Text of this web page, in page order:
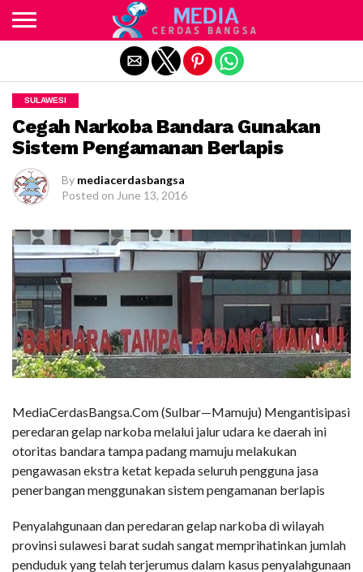
SULAWESI
Cegah Narkoba Bandara Gunakan
Sistem Pengamanan Berlapis
By mediacerdasbangsa
Posted on June 13, 2016
MediaCerdasBangsa.Com (Sulbar—Mamuju) Mengantisipasi
peredaran gelap narkoba melalui jalur udara ke daerah ini
otoritas bandara tampa padang mamuju melakukan
pengawasan ekstra ketat kepada seluruh pengguna jasa
penerbangan menggunakan sistem pengamanan berlapis
Penyalahgunaan dan peredaran gelap narkoba di wilayah
provinsi sulawesi barat sudah sangat memprihatinkan jumlah
penduduk yang telah terjerumus dalam kasus penyalahgunaan
Exit mobile version